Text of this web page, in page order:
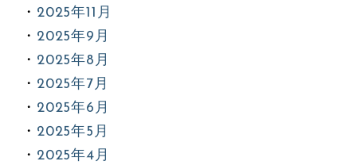
2025年11月
2025年9月
2025年8月
2025年7月
2025年6月
2025年5月
2025年4月